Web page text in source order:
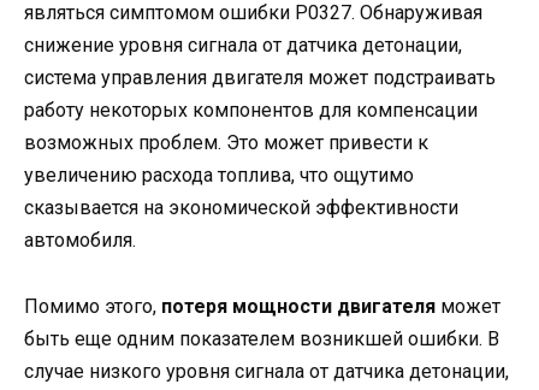
являться симптомом ошибки P0327. Обнаруживая
снижение уровня сигнала от датчика детонации,
система управления двигателя может подстраивать
работу некоторых компонентов для компенсации
возможных проблем. Это может привести к
увеличению расхода топлива, что ощутимо
сказывается на экономической эффективности
автомобиля.
Помимо этого, потеря мощности двигателя может
быть еще одним показателем возникшей ошибки. В
случае низкого уровня сигнала от датчика детонации,